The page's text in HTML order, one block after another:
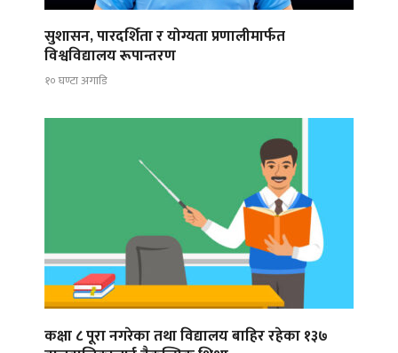
सुशासन, पारदर्शिता र योग्यता प्रणालीमार्फत
विश्वविद्यालय रूपान्तरण
१० घण्टा अगाडि
कक्षा ८ पूरा नगरेका तथा विद्यालय बाहिर रहेका १३७